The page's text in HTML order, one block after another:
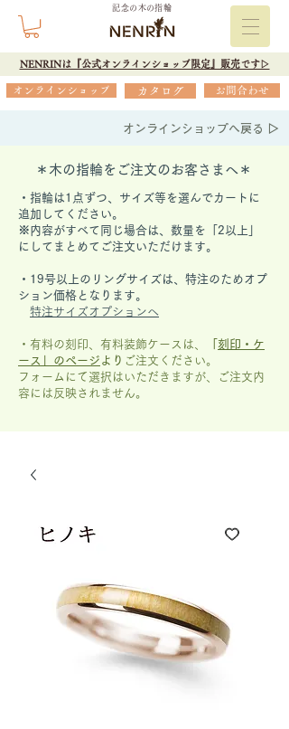
記念の木の指輪
NENRINは『公式オンラインショップ限定』販売です▷
オンラインショップ カタログ お問合わせ
オンラインショップへ戻る ▷
＊木の指輪をご注文のお客さまへ＊
・指輪は1点ずつ、サイズ等を選んでカートに
追加してください。
※内容がすべて同じ場合は、数量を「2以上」
にしてまとめてご注文いただけます。
​・19号以上のリングサイズは、特注のためオプ
ション価格となります。
特注サイズオプションへ
・有料の刻印、有料装飾ケースは、
刻印・ケ
ース」のページ より ご注文ください。
フォームにて選択はいただきますが、
ご注文内
容には反映されません。